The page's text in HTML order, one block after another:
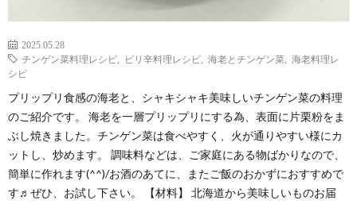
2025.05.28
チンゲン菜料理レシピ
ピリ辛料理レシピ 海老とチンゲン菜
海老料理レ
シピ
プリップリ食感の海老と、シャキシャキ美味しいチンゲン菜の料理
のご紹介です。 海老を一層プリップリにする為、表面に片栗粉をま
ぶし焼きました。チンゲン菜は食べやすく、火が通りやすい様にカ
ットし、炒めます。 調味料などは、ご家庭にある物ばかりなので、
簡単に作れます(^^)/お酒のあてに、またご飯のおかずにおすすめで
す♬ぜひ、お試し下さい。 【材料】 北海道から美味しいものお届